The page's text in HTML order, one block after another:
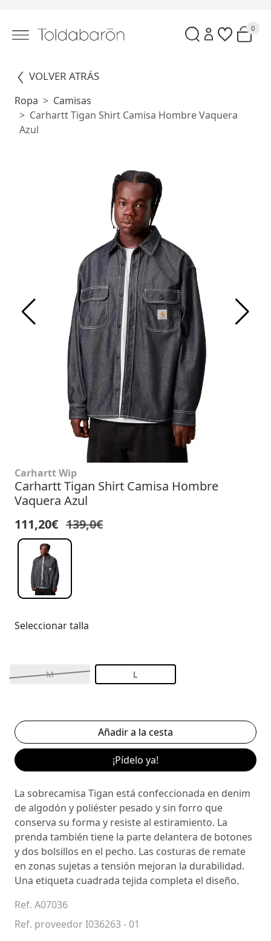
0
VOLVER ATRÁS
Ropa
Camisas
Carhartt Tigan Shirt Camisa Hombre Vaquera
Azul
Carhartt Wip
Carhartt Tigan Shirt Camisa Hombre
Vaquera Azul
111,20€ 139,0€
Seleccionar talla
M L
¡Pídelo ya!
La sobrecamisa Tigan está confeccionada en denim
de algodón y poliéster pesado y sin forro que
conserva su forma y resiste al estiramiento. La
prenda también tiene la parte delantera de botones
y dos bolsillos en el pecho. Las costuras de remate
en zonas sujetas a tensión mejoran la durabilidad.
Una etiqueta cuadrada tejida completa el diseño.
Ref. A07036
Ref. proveedor I036263 - 01